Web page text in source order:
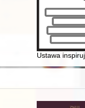
perspectives :
środowisk
Ustawa